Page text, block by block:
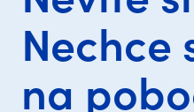
Nechce
na